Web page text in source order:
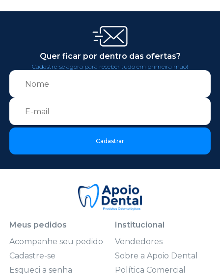
Quer ficar por dentro das ofertas?
Cadastre-se agora para receber tudo em primeira mão!
Cadastrar
Meus pedidos
Acompanhe seu pedido
Cadastre-se
Esqueci a senha
Institucional
Vendedores
Sobre a Apoio Dental
Política Comercial